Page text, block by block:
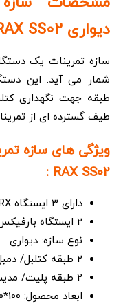
دیواری PSD-RAX SS02 :
سازه تمرینات یک
طیف گسترده ای از
RAX SS02 :
دارای 3 ایستگاه Aerial Swing/4Dpro/TRX
2 ایستگاه بارفیکس تک
نوع سازه: دیواری
2 طبقه کتلبل/ دمبل
2 طبقه پلیت/ مدیسن بال
ابعاد محصول: 100*260*250 سانتی متر